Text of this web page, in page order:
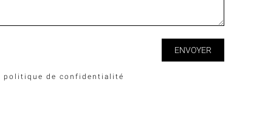
politique de confidentialité